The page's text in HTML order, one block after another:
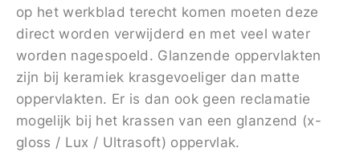
op het werkblad terecht komen moeten deze
direct worden verwijderd en met veel water
worden nagespoeld. Glanzende oppervlakten
zijn bij keramiek krasgevoeliger dan matte
oppervlakten. Er is dan ook geen reclamatie
mogelijk bij het krassen van een glanzend (x-
gloss / Lux / Ultrasoft) oppervlak.